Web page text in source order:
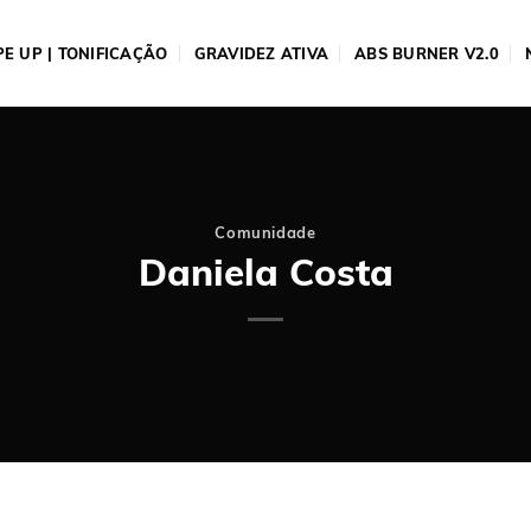
UP | TONIFICAÇÃO GRAVIDEZ ATIVA ABS BURNER V2.0
Comunidade
Daniela Costa